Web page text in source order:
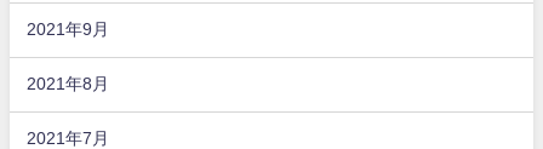
2021年9月
2021年8月
2021年7月